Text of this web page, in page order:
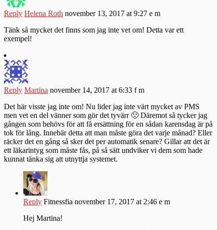
Reply Helena Roth november 13, 2017 at 9:27 e m
Tänk så mycket det finns som jag inte vet om! Detta var ett
exempel!
Reply Martina november 14, 2017 at 6:33 f m
Det här visste jag inte om! Nu lider jag inte värt mycket av PMS
men vet en del vänner som gör det tyvärr 🙁 Däremot så tycker jag
gången som behövs för att få ersättning för en sådan karensdag är på
tok för lång. Innebär detta att man måste göra det varje månad? Eller
räcker det en gång så sker det per automatik senare? Gillar att det är
ett läkarintyg som måste fås, på så sätt undviker vi dem som hade
kunnat tänka sig att utnyttja systemet.
Reply Fitnessfia november 17, 2017 at 2:46 e m
Hej Martina!